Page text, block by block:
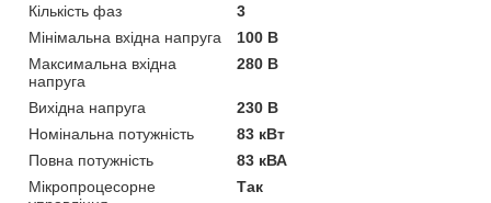
Кількість фаз
3
Мінімальна вхідна напруга
100 В
Максимальна вхідна
напруга
280 В
Вихідна напруга
230 В
Номінальна потужність
83 кВт
Повна потужність
83 кВА
Мікропроцесорне
Так